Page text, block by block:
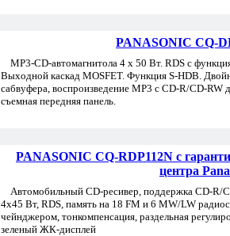
PANASONIC CQ-
MP3-CD-автомагнитола 4 х 50 Вт. RDS с
Выходной каскад MOSFET. Функция S-HDB.
сабвуфера, воспроизведение MP3 с CD-R/CD-RW
съемная передняя панель.
PANASONIC CQ-RDP112N с
центра Pana
Автомобильный CD-ресивер, поддержка CD-R/
4х45 Вт, RDS, память на 18 FM и 6 MW/LW
чейнджером, тонкомпенсация, раздельная
зеленый ЖК-дисплей